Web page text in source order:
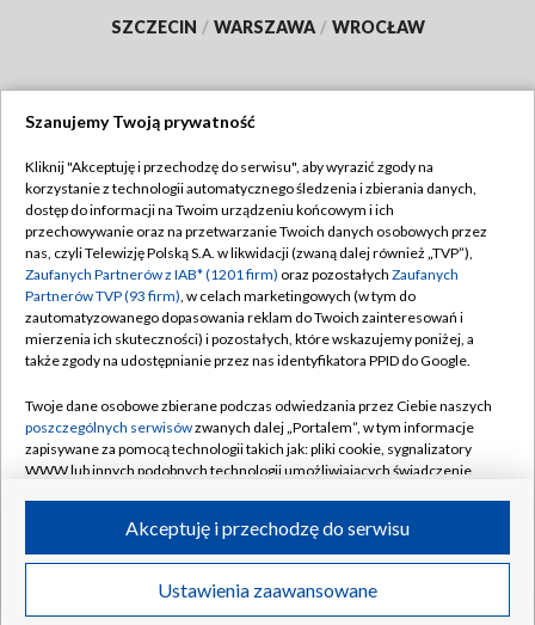
SZCZECIN / WARSZAWA / WROCŁAW
TVP
Abonament TVP
Emisja w TVP
Centrum informacji TVP
Naziemna Telewizja Cyfrowa
Rada Programowa
System NOS
Informacje o nadawcy
Program dla prasy
Ogłoszenie przetargowe
Regulamin TVP
Polityka prywatności
Moje zgody
Pomoc
Kontakt
Kanały
©2026 Telewizja Polska S.A. w likwidacji
Szanujemy Twoją prywatność
Kliknij "Akceptuję i przechodzę do serwisu", aby wyrazić zgody na
korzystanie z technologii automatycznego śledzenia i zbierania danych,
dostęp do informacji na Twoim urządzeniu końcowym i ich
przechowywanie oraz na przetwarzanie Twoich danych osobowych przez
nas, czyli Telewizję Polską S.A. w likwidacji (zwaną dalej również „TVP”),
Zaufanych Partnerów z IAB* (1201 firm) oraz pozostałych Zaufanych
Partnerów TVP (93 firm), w celach marketingowych (w tym do
zautomatyzowanego dopasowania reklam do Twoich zainteresowań i
mierzenia ich skuteczności) i pozostałych, które wskazujemy poniżej, a
także zgody na udostępnianie przez nas identyfikatora PPID do Google.
Twoje dane osobowe zbierane podczas odwiedzania przez Ciebie naszych
poszczególnych serwisówzwanych dalej „Portalem”, w tym informacje
zapisywane za pomocą technologii takich jak: pliki cookie, sygnalizatory
WWW lub innych podobnych technologii umożliwiających świadczenie
ruchu w Internecie.
Twoje dane osobowe zbierane podczas odwiedzania przez Ciebie
poszczególnych serwisówna Portalu, takie jak adresy IP, identyfikatory
Ustawienia zaawansowane
Akceptuję i przechodzę do serwisu